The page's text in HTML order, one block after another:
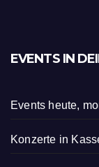
EVENTS IN
Events heute,
Konzerte in